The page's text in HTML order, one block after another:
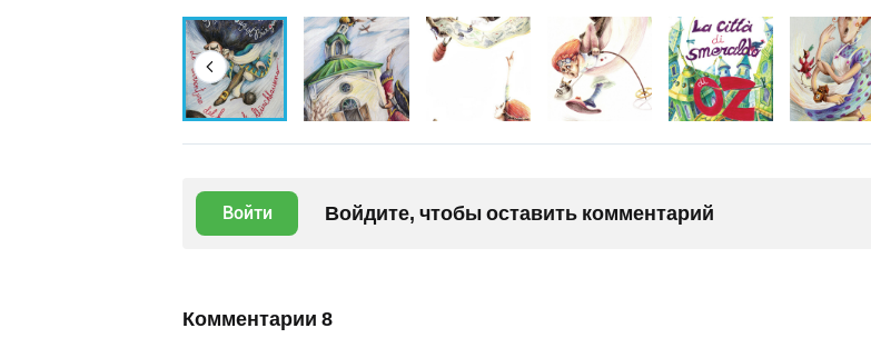
Войти Войдите, чтобы оставить комментарий
Комментарии 8